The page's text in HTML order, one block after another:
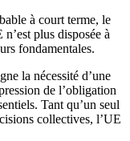
à court terme, le
plus disposée à
fondamentales.
la nécessité d’une
de l’obligation
Tant qu’un seul
collectives, l’UE